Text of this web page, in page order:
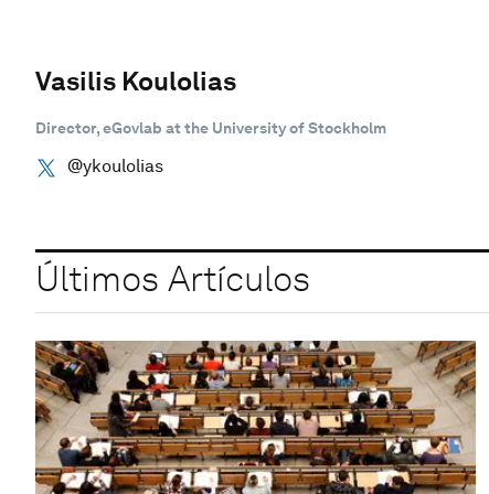
Vasilis Koulolias
Director, eGovlab at the University of Stockholm
@ykoulolias
Últimos Artículos